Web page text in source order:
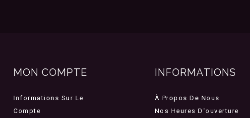
MON COMPTE
Informations Sur Le
Compte
INFORMATIONS
À Propos De Nous
Nos Heures D'ouverture